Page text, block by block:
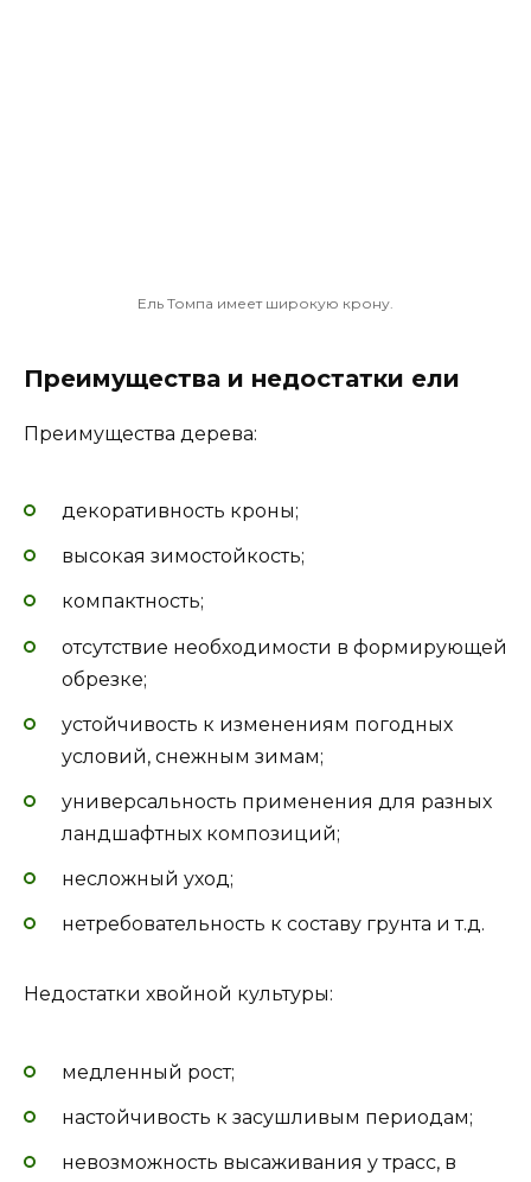
Ель Томпа имеет широкую крону.
Преимущества и недостатки ели
Преимущества дерева:
декоративность кроны;
высокая зимостойкость;
компактность;
отсутствие необходимости в формирующей
обрезке;
устойчивость к изменениям погодных
условий, снежным зимам;
универсальность применения для разных
ландшафтных композиций;
несложный уход;
нетребовательность к составу грунта и т.д.
Недостатки хвойной культуры:
медленный рост;
настойчивость к засушливым периодам;
невозможность высаживания у трасс, в